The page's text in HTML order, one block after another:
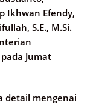
Ikhwan Efendy,
S.E., M.Si.
Jumat
detail mengenai